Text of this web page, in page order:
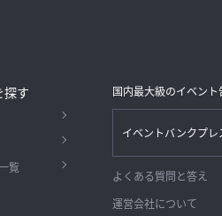
探す
覧
国内最大級のイベント
イベントバンクプレ
よくある質問と答え
運営会社について